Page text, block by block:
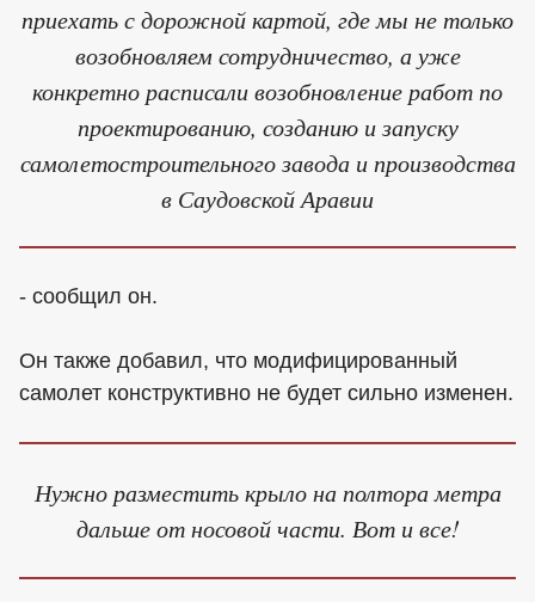
приехать с дорожной картой, где мы не только
возобновляем сотрудничество, а уже
конкретно расписали возобновление работ по
проектированию, созданию и запуску
самолетостроительного завода и производства
в Саудовской Аравии
- сообщил он.
Он также добавил, что модифицированный
самолет конструктивно не будет сильно изменен.
Нужно разместить крыло на полтора метра
дальше от носовой части. Вот и все!